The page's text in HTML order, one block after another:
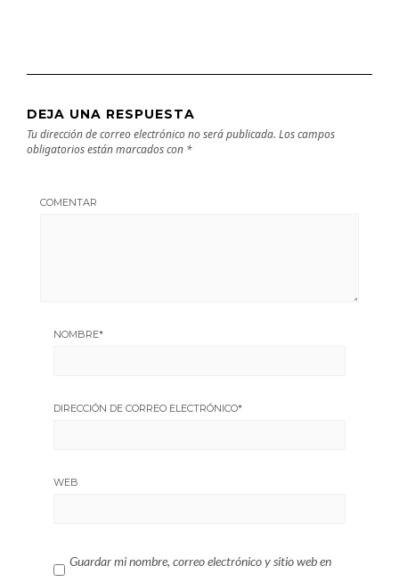
DEJA UNA RESPUESTA
Tu dirección de correo electrónico no será publicada. Los campos
obligatorios están marcados con *
COMENTAR
NOMBRE*
DIRECCIÓN DE CORREO ELECTRÓNICO*
WEB
Guardar mi nombre, correo electrónico y sitio web en